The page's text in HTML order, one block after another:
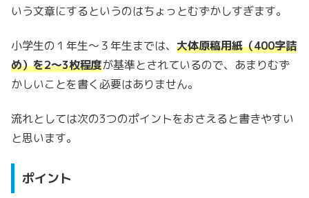
いう文章にするというのはちょっとむずかしすぎます。
小学生の１年生～３年生までは、 大体原稿用紙（400字詰
め）を2～3枚程度が基準とされているので、あまりむず
かしいことを書く必要はありません。
流れとしては次の3つのポイントをおさえると書きやすい
と思います。
ポイント